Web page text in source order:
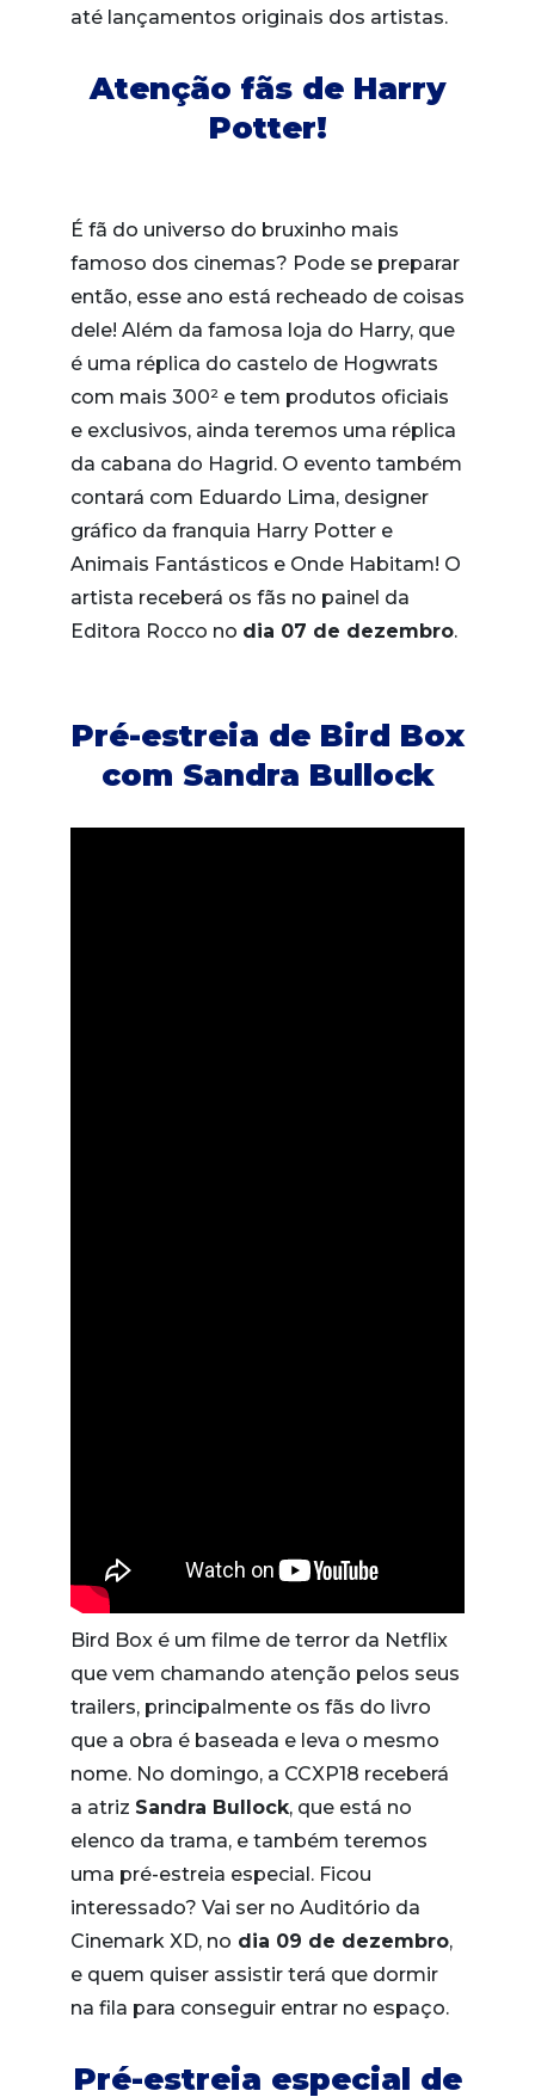
até lançamentos originais dos artistas.
Atenção fãs de Harry
Potter!
É fã do universo do bruxinho mais
famoso dos cinemas? Pode se preparar
então, esse ano está recheado de coisas
dele! Além da famosa loja do Harry, que
é uma réplica do castelo de Hogwrats
com mais 300² e tem produtos oficiais
e exclusivos, ainda teremos uma réplica
da cabana do Hagrid. O evento também
contará com Eduardo Lima, designer
gráfico da franquia Harry Potter e
Animais Fantásticos e Onde Habitam! O
artista receberá os fãs no painel da
Editora Rocco no dia 07 de dezembro.
Pré-estreia de Bird Box
com Sandra Bullock
Bird Box é um filme de terror da Netflix
que vem chamando atenção pelos seus
trailers, principalmente os fãs do livro
que a obra é baseada e leva o mesmo
nome. No domingo, a CCXP18 receberá
a atriz Sandra Bullock, que está no
elenco da trama, e também teremos
uma pré-estreia especial. Ficou
interessado? Vai ser no Auditório da
Cinemark XD, no dia 09 de dezembro,
e quem quiser assistir terá que dormir
na fila para conseguir entrar no espaço.
Pré-estreia especial de